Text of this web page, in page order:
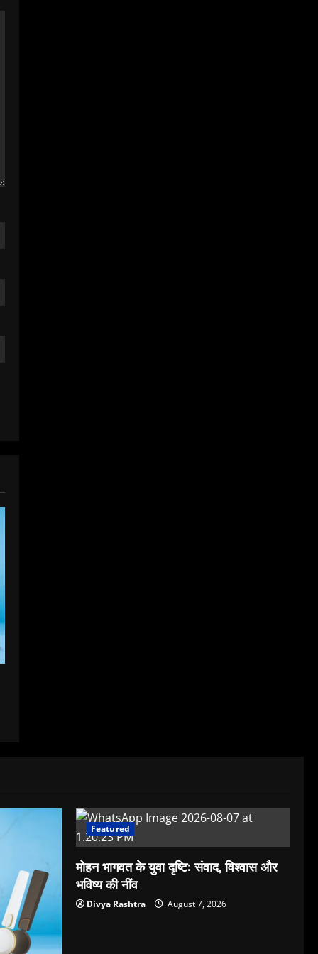
Featured
मोहन भागवत के युवा दृष्टि: संवाद, विश्वास और
भविष्य की नींव
Divya Rashtra August 7, 2026